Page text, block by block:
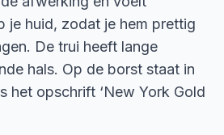
je huid, zodat je hem prettig
De trui heeft lange
hals. Op de borst staat in
het opschrift ‘New York Gold